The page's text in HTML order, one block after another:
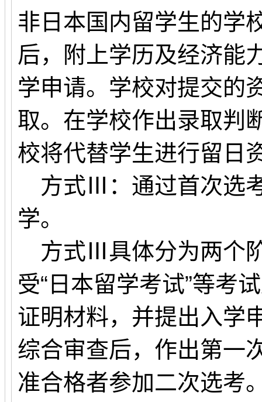
非日本国内留学生的学
后，附上学历及经济能
学申请。学校对提交的
取。在学校作出录取判
校将代替学生进行留日
方式Ⅲ：通过首次选
学。
方式Ⅲ具体分为两个
受“日本留学考试”等考
证明材料，并提出入学
综合审查后，作出第一
准合格者参加二次选考